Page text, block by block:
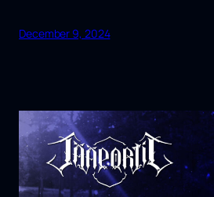
December 9, 2024